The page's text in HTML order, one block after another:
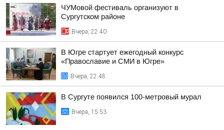
ЧУМовой фестиваль организуют в
Сургутском районе
Вчера, 22:40
В Югре стартует ежегодный конкурс
«Православие и СМИ в Югре»
Вчера, 22:48
В Сургуте появился 100-метровый мурал
Вчера, 15:53